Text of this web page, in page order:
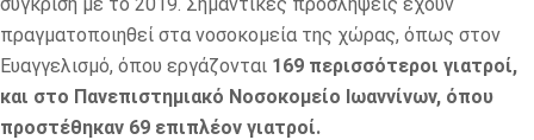
πραγματοποιηθεί στα νοσοκομεία της χώρας, όπως στον
Ευαγγελισμό, όπου εργάζονται 169 περισσότεροι γιατροί,
και στο Πανεπιστημιακό Νοσοκομείο Ιωαννίνων, όπου
προστέθηκαν 69 επιπλέον γιατροί.